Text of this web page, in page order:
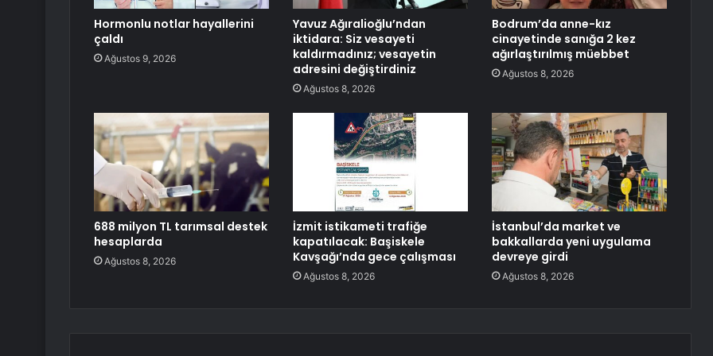
Hormonlu notlar hayallerini
çaldı
Ağustos 9, 2026
Yavuz Ağıralioğlu’ndan
iktidara: Siz vesayeti
kaldırmadınız; vesayetin
adresini değiştirdiniz
Ağustos 8, 2026
Bodrum’da anne-kız
cinayetinde sanığa 2 kez
ağırlaştırılmış müebbet
Ağustos 8, 2026
688 milyon TL tarımsal destek
hesaplarda
Ağustos 8, 2026
İzmit istikameti trafiğe
kapatılacak: Başiskele
Kavşağı’nda gece çalışması
Ağustos 8, 2026
İstanbul’da market ve
bakkallarda yeni uygulama
devreye girdi
Ağustos 8, 2026